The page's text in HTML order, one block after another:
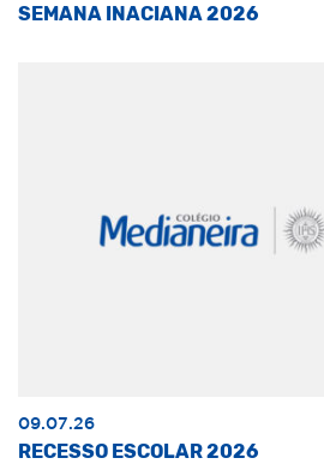
SEMANA INACIANA 2026
09.07.26
RECESSO ESCOLAR 2026